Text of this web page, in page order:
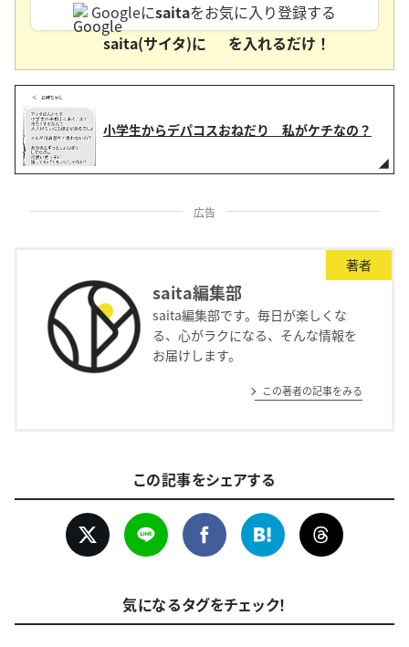
Googleにsaitaをお気に入り登録する
saita(サイタ)に
を入れるだけ！
小学生からデパコスおねだり 私がケチなの？
広告
著者
saita編集部
saita編集部です。毎日が楽しくな
る、心がラクになる、そんな情報を
お届けします。
この著者の記事をみる
この記事をシェアする
気になるタグをチェック！